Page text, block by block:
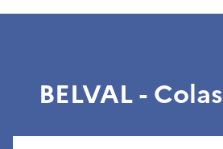
BELVAL - Colas